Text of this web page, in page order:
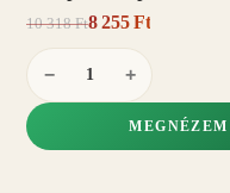
10 318 Ft8 255 Ft
− +
MEGNÉZEM